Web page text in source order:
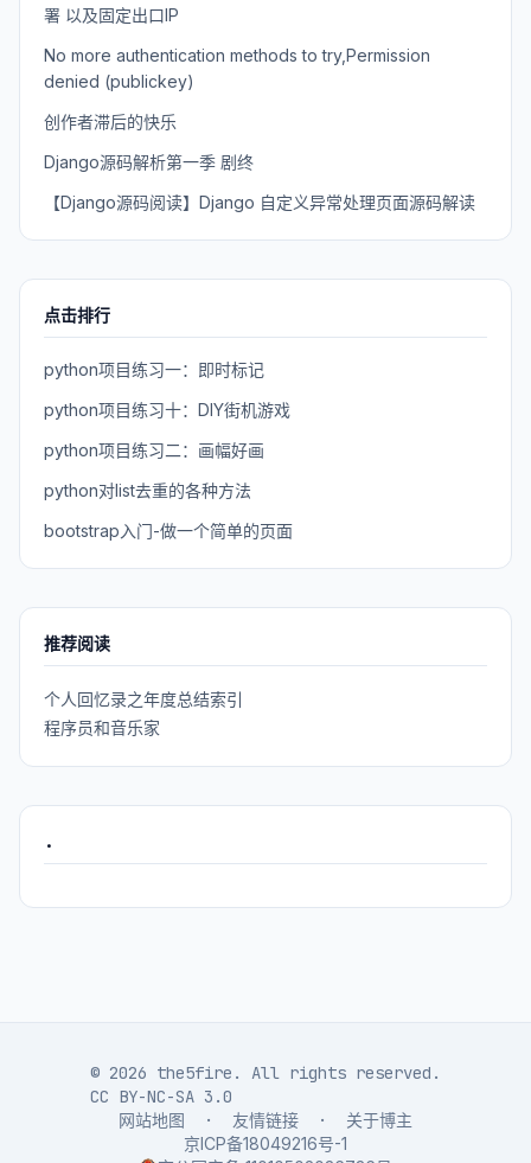
署 以及固定出口IP
No more authentication methods to try,Permission
denied (publickey)
创作者滞后的快乐
Django源码解析第一季 剧终
【Django源码阅读】Django 自定义异常处理页面源码解读
点击排行
python项目练习一：即时标记
python项目练习十：DIY街机游戏
python项目练习二：画幅好画
python对list去重的各种方法
bootstrap入门-做一个简单的页面
推荐阅读
个人回忆录之年度总结索引
程序员和音乐家
.
© 2026 the5fire. All rights reserved.
CC BY-NC-SA 3.0
网站地图 · 友情链接 · 关于博主
京ICP备18049216号-1